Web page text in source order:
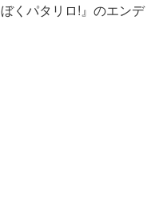
くパタリロ!』のエンデ